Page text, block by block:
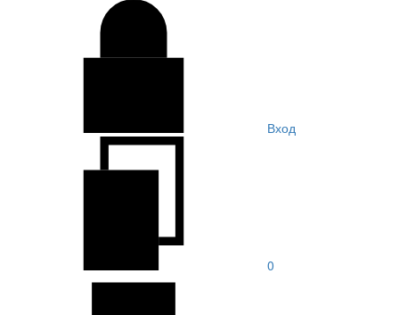
Вход
0